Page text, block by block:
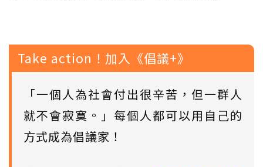
Take action！加入《倡議+》
「一個人為社會付出很辛苦，但一群人
就不會寂寞。」每個人都可以用自己的
方式成為倡議家！